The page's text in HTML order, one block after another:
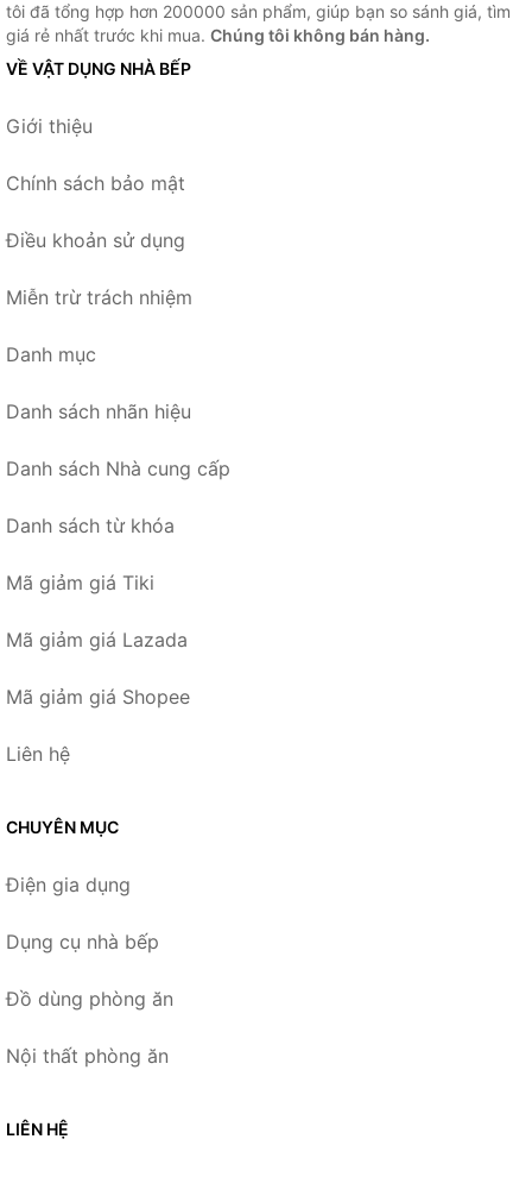
tôi đã tổng hợp hơn 200000 sản phẩm, giúp bạn so sánh giá, tìm
giá rẻ nhất trước khi mua. Chúng tôi không bán hàng.
VỀ VẬT DỤNG NHÀ BẾP
Giới thiệu
Chính sách bảo mật
Điều khoản sử dụng
Miễn trừ trách nhiệm
Danh mục
Danh sách nhãn hiệu
Danh sách Nhà cung cấp
Danh sách từ khóa
Mã giảm giá Tiki
Mã giảm giá Lazada
Mã giảm giá Shopee
Liên hệ
CHUYÊN MỤC
Điện gia dụng
Dụng cụ nhà bếp
Đồ dùng phòng ăn
Nội thất phòng ăn
LIÊN HỆ